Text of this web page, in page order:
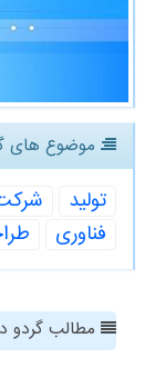
موضوع های
تولید
فناوری
مطالب گردو